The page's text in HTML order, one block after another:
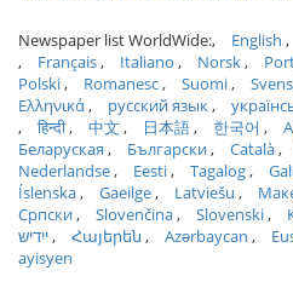
Newspaper list WorldWide: English
Français
Italiano Norsk
Polski
Romanesc Suomi
Ελληνικά
русский язык
हिन्दी
中文 日本語 한국어
Беларуская
Български Català
Nederlandse
Eesti Tagalog
Íslenska
Gaeilge Latviešu
Српски
Slovenčina Slovenski
ייִדיש
Հայերեն Azərbaycan
ayisyen